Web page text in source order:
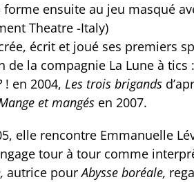
forme ensuite au jeu masqué
Theatre -Italy)
écrit et joué ses premiers
de la compagnie La Lune à tics :
! en 2004, Les trois brigands
et mangés en 2007.
elle rencontre Emmanuelle
tour à tour comme
autrice pourAbysse boréale,